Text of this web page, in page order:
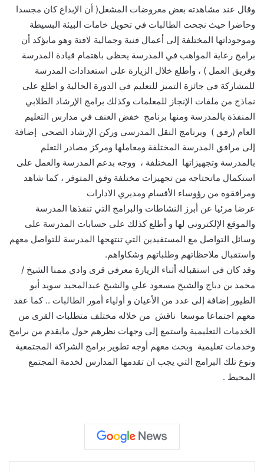
وقال عند مشاهدته بعض معروضات المشغل( أن الإبداع كان مجسدا
وحاضرا حيث نجحت الطالبات في تحويل خامات البيئة البسيطة
وموجوداتها المختلفة إلى أعمال فنية وجمالية لافتة وهو مايؤكد أن
برامج رعاية المواهب في المدرسة يحظى باهتمام قيادة المدرسة
وفريق العمل ) ، وأطلع خلال الزيارة على استعدادات المدرسة
للمشاركة في جائزة التميز للتعليم في الدورة الحالية و اطلع على
نماذج من ملفات الإنجاز للمعلمات وكذلك برامج الإرشاد الطلابي
المنفذة بالمدرسة ومنها برنامج خفض العنف في مدارس التعليم
العام (رفق ) وبرنامج النقل المدرسي وركن الإرشاد الصحي إضافة
إلى مرافق المدرسة المختلفة ومعاملها ومركز مصادر التعلم
بالمدرسة وتجهيزاتها المختلفة ، ووجه بدعم المدرسة والعمل على
استكمال ماتحتاجه من تجهيزات مختلفة وفق المتوفر ، كما شاهد
ومرافقوه من رؤوساء الأقسام ومديري الادارات
عرضا مرئيا عن أبرز النشاطات والبرامج التي تنفذها المدرسة
والموقع الإلكتروني لها و أطلع كذلك على حسابات المدرسة على
وسائل التواصل مع المستفيدين التي تنتهجها المدرسة للتواصل معهم
واستقبال ملاحظاتهم وطلباتهم وشكاواهم.
وقد كان في استقباله أثناء الزيارة معرفي قرى وادي ممنا الشيخ /
محمد بن دباج والشيخ مسعود علي والشيخ عبدالمجيد سويد أبو
الطيور إضافة إلى عدد من الأعيان و أولياء أمور الطالبات .. كما عقد
معهم اجتماعا موسعا ناقش من خلاله مختلف متطلبات القرى من
الخدمات التعليمية واستمع إلى وجهات نظرهم حول مايقدم من برامج
وخدمات تعليمية وبحث معهم أوجه تطوير برامج الشراكة المجتمعية
ونوع تلك البرامج التي يجب ان تقدمها المدارس لخدمة المجتمع
المحيط .